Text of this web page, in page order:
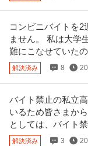
羽田空港／施設保全
／内勤9割／安定性が
株式会社スタッド
正社員 交通費支給 昇
年収400万円〜620万
株式会社スタッド ＜羽
コンビニバイトを2
ません。 私は大学
難にこなせていた
れました。
解決済み 8
バイト禁止の私立
いるため皆さまか
としては、バイト
た。
解決済み 3